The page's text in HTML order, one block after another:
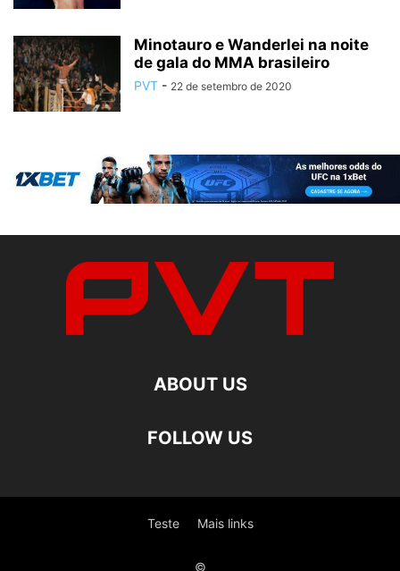
Minotauro e Wanderlei na noite
de gala do MMA brasileiro
PVT - 22 de setembro de 2020
ABOUT US
FOLLOW US
Teste Mais links
©